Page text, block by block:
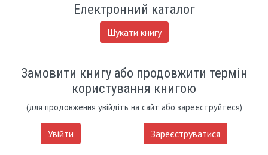
Електронний каталог
Шукати книгу
Замовити книгу або продовжити термін
користування книгою
(для продовження увійдіть на сайт або зареєструйтеся)
Увійти Зареєструватися